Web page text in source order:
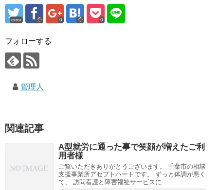
error 0 0
フォローする
管理人
関連記事
A型就労に通った事で笑顔が増えたご利
用者様
ご覧いただきありがとうございます。 千葉市の相談
支援事業所アセプトハートです。 ずっと体調が悪く
て、 訪問看護と障害福祉サービスに...